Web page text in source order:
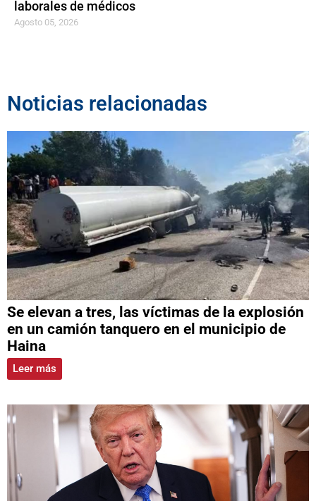
laborales de médicos
Agosto 05, 2026
Noticias relacionadas
Se elevan a tres, las víctimas de la explosión
en un camión tanquero en el municipio de
Haina
Leer más